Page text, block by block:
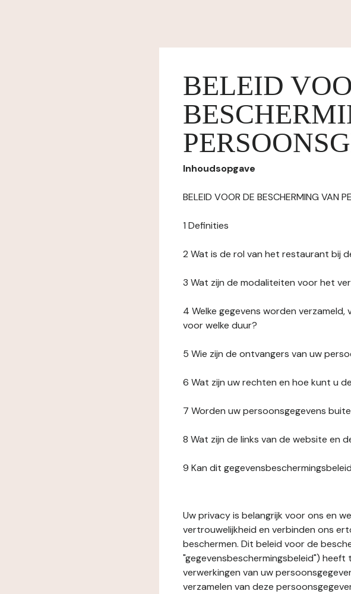
BELEID
Inhoudsopgave
BELEID VOOR DE BESCHERMING VAN
1 Definities
2 Wat is de rol van het restaurant bij
3 Wat zijn de modaliteiten voor het
4 Welke gegevens worden
voor welke duur?
5 Wie zijn de ontvangers van uw
6 Wat zijn uw rechten en hoe kunt u
7 Worden uw persoonsgegevens
8 Wat zijn de links van de website en
9 Kan dit
Uw privacy is belangrijk voor ons en
vertrouwelijkheid en verbinden ons
beschermen. Dit beleid voor de
"gegevensbeschermingsbeleid")
verwerkingen van uw
verzamelen van deze